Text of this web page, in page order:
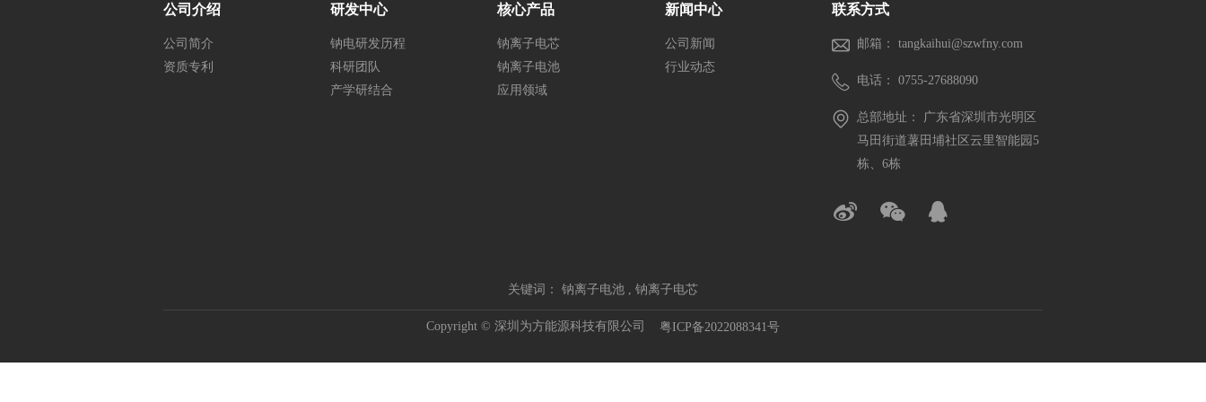
公司介绍
公司简介
资质专利
研发中心
钠电研发历程
科研团队
产学研结合
核心产品
钠离子电芯
钠离子电池
应用领域
新闻中心
公司新闻
行业动态
联系方式
邮箱： tangkaihui@szwfny.com
电话： 0755-27688090
总部地址： 广东省深圳市光明区
马田街道薯田埔社区云里智能园5
栋、6栋
关键词： 钠离子电池 , 钠离子电芯
Copyright © 深圳为方能源科技有限公司 粤ICP备2022088341号